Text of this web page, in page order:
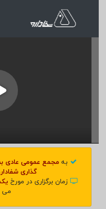
به مجمع عمومی عادی
گذاری
زمان برگزاری در مورخ یکشنبه
می